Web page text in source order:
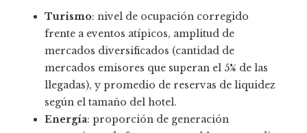
Turismo: nivel de ocupación corregido
frente a eventos atípicos, amplitud de
mercados diversificados (cantidad de
mercados emisores que superan el 5% de las
llegadas), y promedio de reservas de liquidez
según el tamaño del hotel.
Energía: proporción de generación